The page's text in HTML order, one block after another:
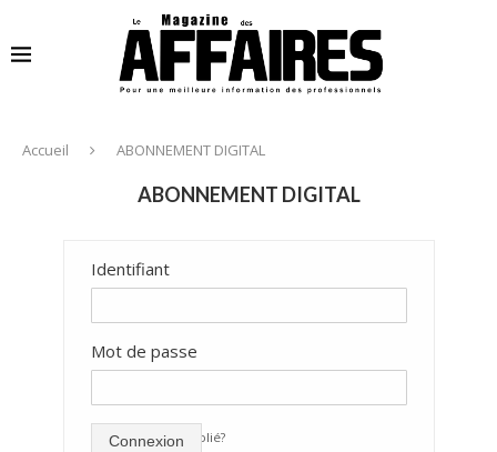
Accueil ABONNEMENT DIGITAL
ABONNEMENT DIGITAL
Identifiant
Mot de passe
mot de passe oublié?
Connexion